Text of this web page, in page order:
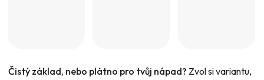
Čistý základ, nebo plátno pro tvůj nápad? Zvol si variantu,